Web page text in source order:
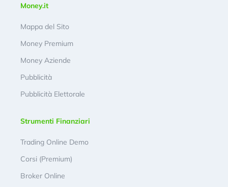
Money.it
Mappa del Sito
Money Premium
Money Aziende
Pubblicità
Pubblicità Elettorale
Strumenti Finanziari
Trading Online Demo
Corsi (Premium)
Broker Online